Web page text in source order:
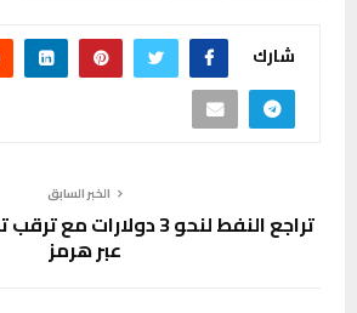
شارك
الخبر السابق
تراجع النفط لنحو 3
عبر هرمز